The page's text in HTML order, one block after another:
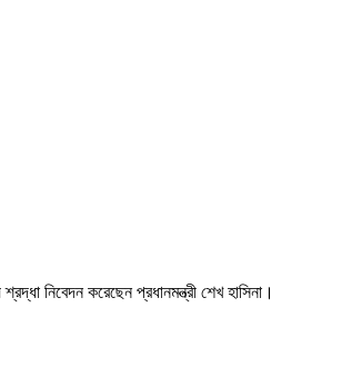
নিবেদন করেছেন প্রধানমন্ত্রী শেখ হাসিনা।